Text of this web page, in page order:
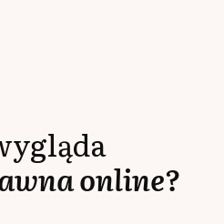
online?